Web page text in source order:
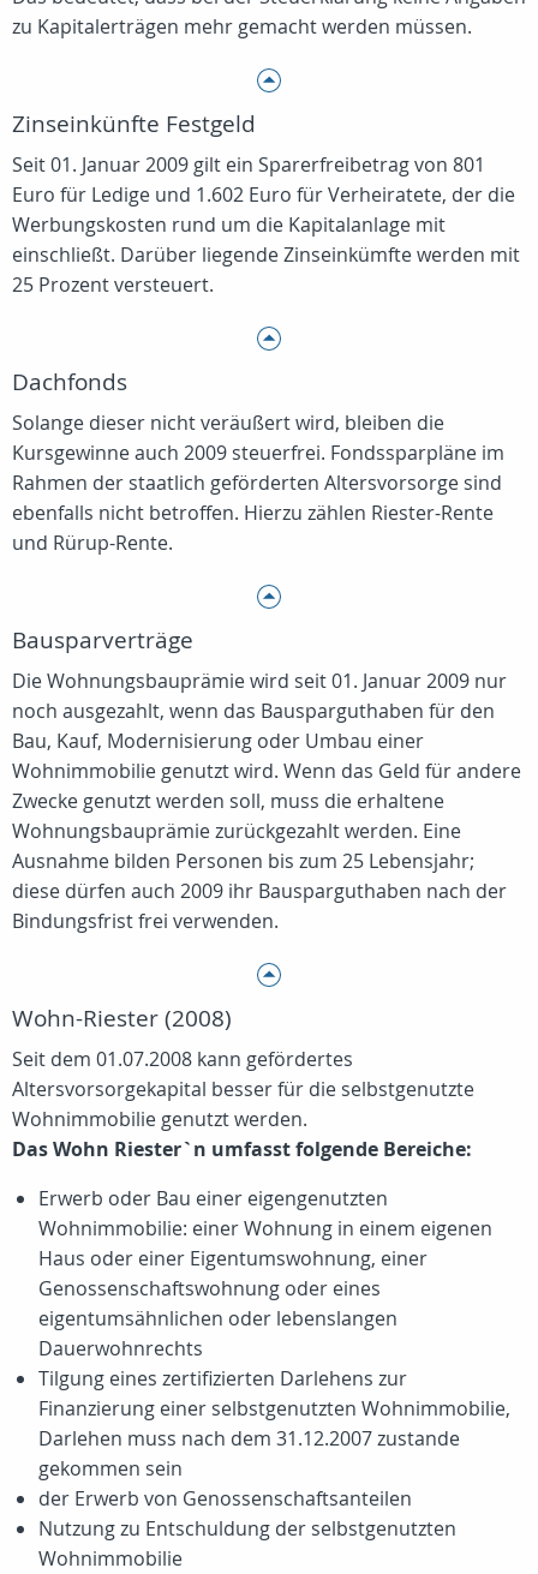
zu Kapitalerträgen mehr gemacht werden müssen.
Zinseinkünfte Festgeld
Seit 01. Januar 2009 gilt ein Sparerfreibetrag von 801
Euro für Ledige und 1.602 Euro für Verheiratete, der die
Werbungskosten rund um die Kapitalanlage mit
einschließt. Darüber liegende Zinseinkümfte werden mit
25 Prozent versteuert.
Dachfonds
Solange dieser nicht veräußert wird, bleiben die
Kursgewinne auch 2009 steuerfrei. Fondssparpläne im
Rahmen der staatlich geförderten Altersvorsorge sind
ebenfalls nicht betroffen. Hierzu zählen Riester-Rente
und Rürup-Rente.
Bausparverträge
Die Wohnungsbauprämie wird seit 01. Januar 2009 nur
noch ausgezahlt, wenn das Bausparguthaben für den
Bau, Kauf, Modernisierung oder Umbau einer
Wohnimmobilie genutzt wird. Wenn das Geld für andere
Zwecke genutzt werden soll, muss die erhaltene
Wohnungsbauprämie zurückgezahlt werden. Eine
Ausnahme bilden Personen bis zum 25 Lebensjahr;
diese dürfen auch 2009 ihr Bausparguthaben nach der
Bindungsfrist frei verwenden.
Wohn-Riester (2008)
Seit dem 01.07.2008 kann gefördertes
Altersvorsorgekapital besser für die selbstgenutzte
Wohnimmobilie genutzt werden.
Das Wohn Riester`n umfasst folgende Bereiche:
Erwerb oder Bau einer eigengenutzten
Wohnimmobilie: einer Wohnung in einem eigenen
Haus oder einer Eigentumswohnung, einer
Genossenschaftswohnung oder eines
eigentumsähnlichen oder lebenslangen
Dauerwohnrechts
Tilgung eines zertifizierten Darlehens zur
Finanzierung einer selbstgenutzten Wohnimmobilie,
Darlehen muss nach dem 31.12.2007 zustande
gekommen sein
der Erwerb von Genossenschaftsanteilen
Nutzung zu Entschuldung der selbstgenutzten
Wohnimmobilie